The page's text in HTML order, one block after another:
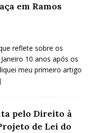
Ramos [OPINIÃO]
das Águas Reúne
do Remanso
Abandonados,
Após Rio2016
em Ramos
reflete sobre os
10 anos após os
meu primeiro artigo
pelo Direito à
de Lei do